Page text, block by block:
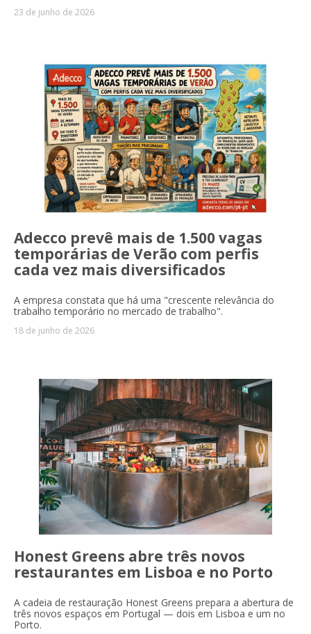
23 de junho de 2026
Adecco prevê mais de 1.500 vagas
temporárias de Verão com perfis
cada vez mais diversificados
A empresa constata que há uma "crescente relevância do
trabalho temporário no mercado de trabalho".
18 de junho de 2026
Honest Greens abre três novos
restaurantes em Lisboa e no Porto
A cadeia de restauração Honest Greens prepara a abertura de
três novos espaços em Portugal — dois em Lisboa e um no
Porto.